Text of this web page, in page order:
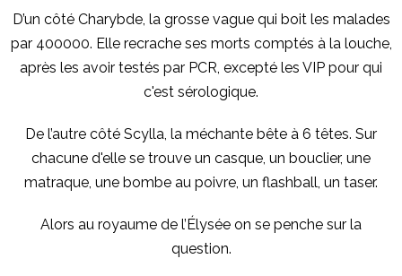
D’un côté Charybde, la grosse vague qui boit les malades
par 400000. Elle recrache ses morts comptés à la louche,
après les avoir testés par PCR, excepté les VIP pour qui
c'est sérologique.
De l’autre côté Scylla, la méchante bête à 6 têtes. Sur
chacune d'elle se trouve un casque, un bouclier, une
matraque, une bombe au poivre, un flashball, un taser.
Alors au royaume de l’Élysée on se penche sur la
question.